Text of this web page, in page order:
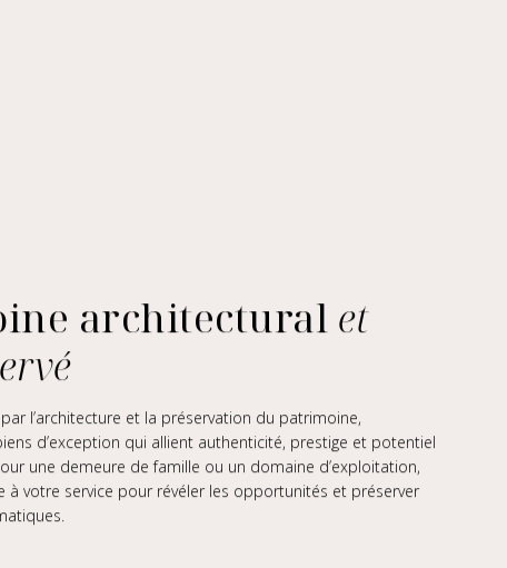
architectural et
l’architecture et la préservation du patrimoine,
d’exception qui allient authenticité, prestige et potentiel
une demeure de famille ou un domaine d’exploitation,
votre service pour révéler les opportunités et préserver